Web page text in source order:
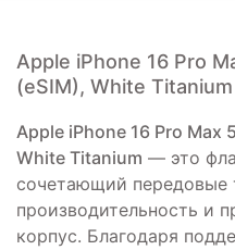
Apple iPhone 16 Pro
(eSIM), White Titanium
Apple iPhone 16 Pro Max
White Titanium — это
сочетающий передовые
производительность и
корпус. Благодаря